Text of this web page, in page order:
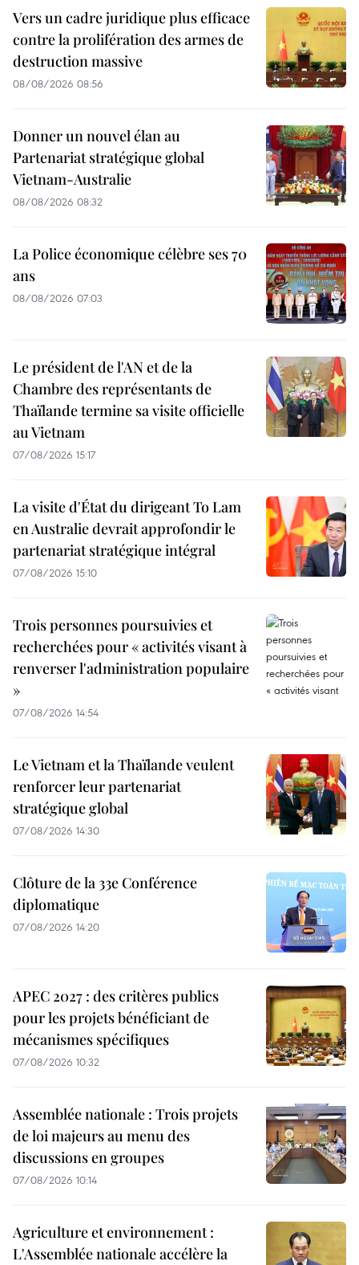
Vers un cadre juridique plus efficace
contre la prolifération des armes de
destruction massive
08/08/2026 08:56
Donner un nouvel élan au
Partenariat stratégique global
Vietnam-Australie
08/08/2026 08:32
La Police économique célèbre ses 70
ans
08/08/2026 07:03
Le président de l'AN et de la
Chambre des représentants de
Thaïlande termine sa visite officielle
au Vietnam
07/08/2026 15:17
La visite d'État du dirigeant To Lam
en Australie devrait approfondir le
partenariat stratégique intégral
07/08/2026 15:10
Trois personnes poursuivies et
recherchées pour « activités visant à
renverser l'administration populaire
»
07/08/2026 14:54
Le Vietnam et la Thaïlande veulent
renforcer leur partenariat
stratégique global
07/08/2026 14:30
Clôture de la 33e Conférence
diplomatique
07/08/2026 14:20
APEC 2027 : des critères publics
pour les projets bénéficiant de
mécanismes spécifiques
07/08/2026 10:32
Assemblée nationale : Trois projets
de loi majeurs au menu des
discussions en groupes
07/08/2026 10:14
Agriculture et environnement :
L'Assemblée nationale accélère la